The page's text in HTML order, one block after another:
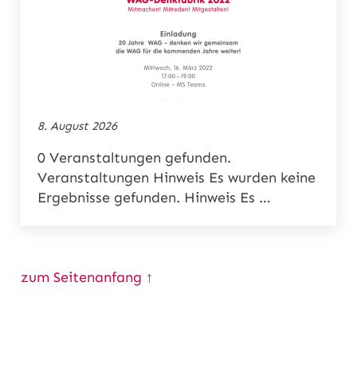
8. August 2026
0 Veranstaltungen gefunden.
Veranstaltungen Hinweis Es wurden keine
Ergebnisse gefunden. Hinweis Es …
zum Seitenanfang ↑